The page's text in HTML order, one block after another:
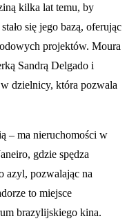
kilka lat temu, by
się jego bazą, oferując
projektów. Moura
Sandrą Delgado i
dzielnicy, która pozwala
– ma nieruchomości w
gdzie spędza
azyl, pozwalając na
to miejsce
brazylijskiego kina.